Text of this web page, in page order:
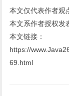
本文仅代表作者观
本文系作者授权发
本文链接：
https://
69.html